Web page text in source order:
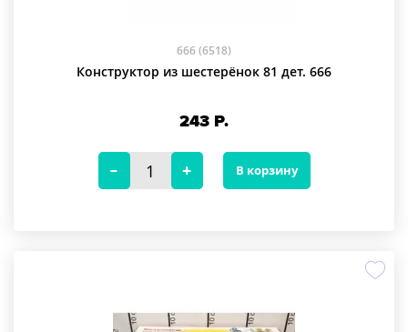
666 (6518)
Конструктор из шестерёнок 81 дет. 666
243 Р.
В корзину